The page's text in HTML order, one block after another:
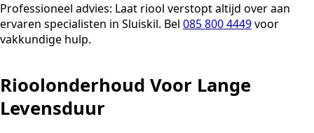
Professioneel advies: Laat riool verstopt altijd over aan
ervaren specialisten in Sluiskil. Bel 085 800 4449voor
vakkundige hulp.
Rioolonderhoud Voor Lange
Levensduur